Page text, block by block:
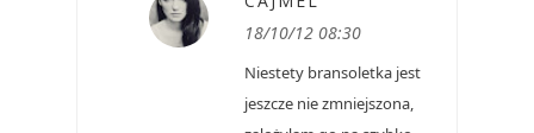
18/10/12 08:30
Niestety bransoletka jest
jeszcze nie zmniejszona,